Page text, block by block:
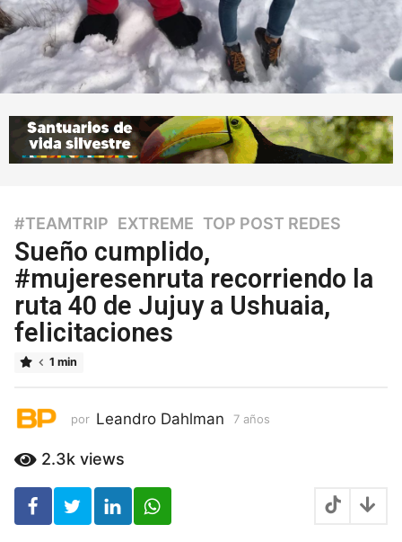
7
a
ñ
o
s
7
a
ñ
#TEAMTRIP ,EXTREME ,TOP POST REDES
Sueño cumplido,
#mujeresenruta recorriendo la
ruta 40 de Jujuy a Ushuaia,
felicitaciones
1 min
por Leandro Dahlman 7 años
2.3k views